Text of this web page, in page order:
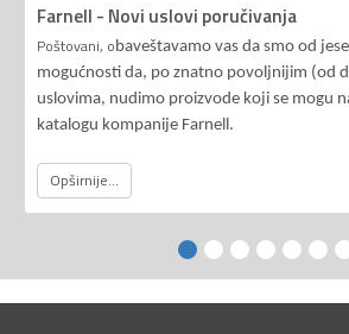
Farnell - Novi uslovi poručivanja
Poštovani, obaveštavamo vas da smo od
mogućnosti da, po znatno povoljnijim (od
uslovima, nudimo proizvode koji se mogu
katalogu kompanije Farnell.
Opširnije...